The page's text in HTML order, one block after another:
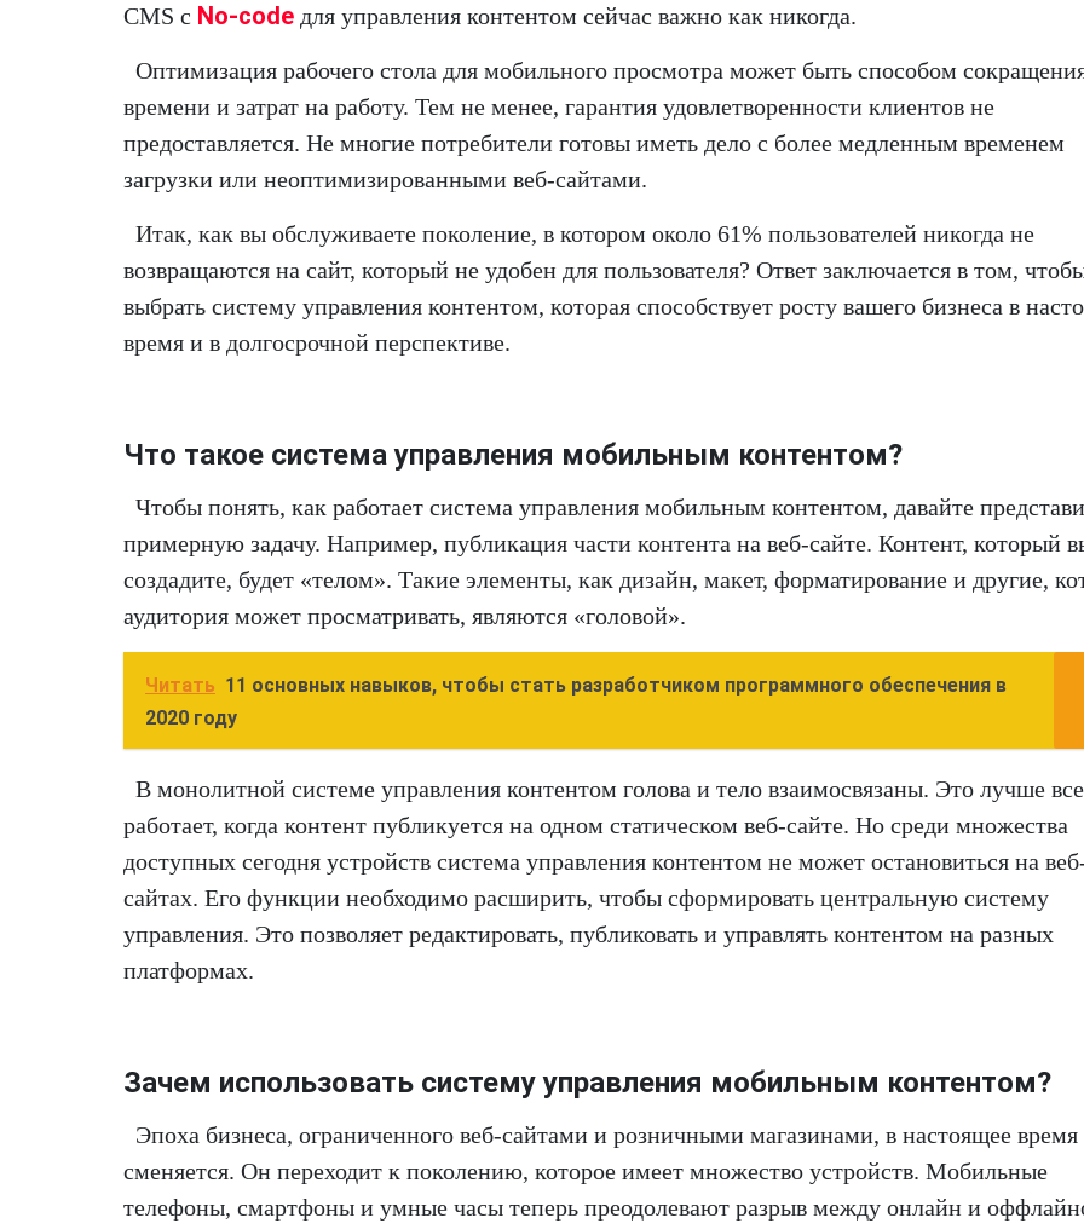
CMS с No-code для управления контентом сейчас важно как никогда.
Оптимизация рабочего стола для мобильного просмотра может быть способом
времени и затрат на работу. Тем не менее, гарантия удовлетворенности клиентов не
предоставляется. Не многие потребители готовы иметь дело с более медленным временем
загрузки или неоптимизированными веб-сайтами.
Итак, как вы обслуживаете поколение, в котором около 61% пользователей никогда не
возвращаются на сайт, который не удобен для пользователя? Ответ заключается в том,
выбрать систему управления контентом, которая способствует росту вашего бизнеса в
время и в долгосрочной перспективе.
Что такое система управления мобильным контентом?
Чтобы понять, как работает система управления мобильным контентом, давайте
примерную задачу. Например, публикация части контента на веб-сайте. Контент, который
создадите, будет «телом». Такие элементы, как дизайн, макет, форматирование и другие,
аудитория может просматривать, являются «головой».
Читать 11 основных навыков, чтобы стать разработчиком программного обеспечения в
2020 году
В монолитной системе управления контентом голова и тело взаимосвязаны. Это лучше
работает, когда контент публикуется на одном статическом веб-сайте. Но среди множества
доступных сегодня устройств система управления контентом не может остановиться на
сайтах. Его функции необходимо расширить, чтобы сформировать центральную систему
управления. Это позволяет редактировать, публиковать и управлять контентом на разных
платформах.
Зачем использовать систему управления мобильным контентом?
Эпоха бизнеса, ограниченного веб-сайтами и розничными магазинами, в настоящее время
сменяется. Он переходит к поколению, которое имеет множество устройств. Мобильные
телефоны, смартфоны и умные часы теперь преодолевают разрыв между онлайн и